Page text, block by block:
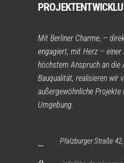
Mit Berliner Charme, –
engagiert, mit Herz – einer
höchstem Anspruch an die
Bauqualität, realisieren wir
außergewöhnliche Projekte
Umgebung.
Pfalzburger Straße